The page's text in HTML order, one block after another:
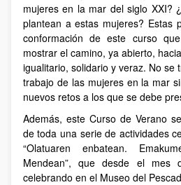
mujeres en la mar del siglo XXI?
plantean a estas mujeres? Estas
conformación de este curso
mostrar el camino, ya abierto,
igualitario, solidario y veraz. No se
trabajo de las mujeres en la mar
nuevos retos a los que se debe
Además, este Curso de Verano
de toda una serie de actividades
“Olatuaren enbatean.
Mendean”, que desde el mes
celebrando en el Museo del